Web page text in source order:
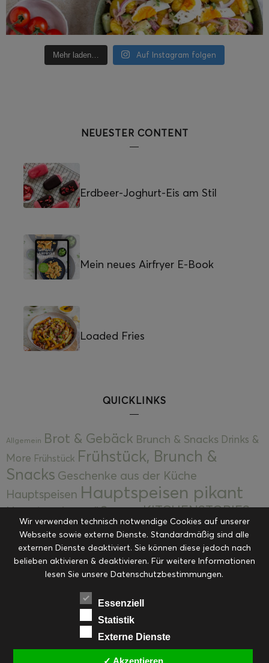
Mehr laden… Auf Instagram folgen
NEUESTER CONTENT
Erdbeer-Joghurt-Eis am Stil
Mein neues Airfryer E-Book
Loaded Fries
QUICKLINKS
Allgemein Brot & Gebäck Brunch & Snacks Drinks &
More Frühstück Frühstück, Brunch &
Snacks Geschenke aus der Küche
Hauptspeisen Hauptspeisen pikant
Hauptspeisen süßKekseKITCHENSTORIES
Kuchen, Torten & Desserts Kuchen und
Desserts Kulinarik Kulinarische Mitbringsel &
Eingemachtes Ohne Kategorie Ostern Resteküche
RezepteSaisonalSliderStartseite
Suppen, Salate & Vorspeisen
Vorspeisen, Salate & Suppen
Weihnachten Workshops & Events
Wir verwenden technisch notwendige Cookies auf unserer
Webseite sowie externe Dienste. Standardmäßig sind alle
externen Dienste deaktiviert. Sie können diese jedoch nach
belieben aktivieren & deaktivieren. Für weitere Informationen
lesen Sie unsere Datenschutzbestimmungen.
Essenziell
Statistik
Externe Dienste